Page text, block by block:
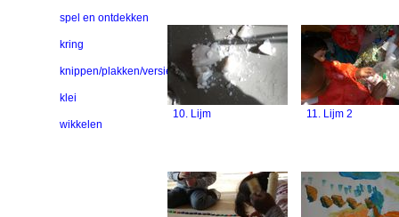
spel en ontdekken
kring
knippen/plakken/versieren
klei
wikkelen
10. Lijm 11. Lijm 2